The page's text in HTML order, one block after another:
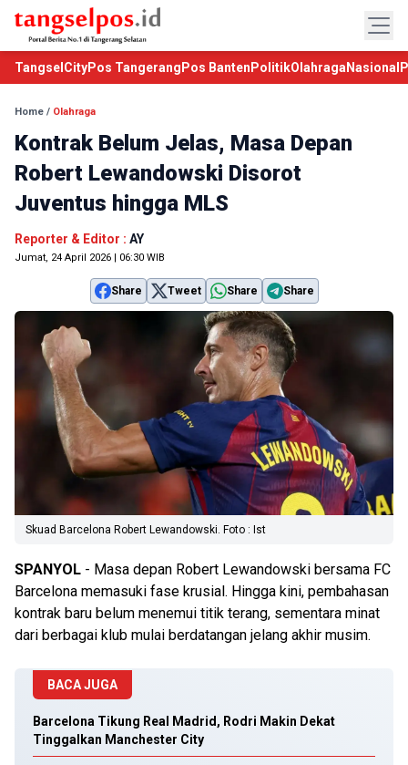
TangselCityPos Tangerang Pos Banten PolitikOlahraga Nasional
Home / Olahraga
Kontrak Belum Jelas, Masa Depan
Robert Lewandowski Disorot
Juventus hingga MLS
Reporter & Editor : AY
Jumat, 24 April 2026 | 06:30 WIB
Share Tweet Share Share
Skuad Barcelona Robert Lewandowski. Foto : Ist
SPANYOL - Masa depan Robert Lewandowski bersama FC
Barcelona memasuki fase krusial. Hingga kini, pembahasan
kontrak baru belum menemui titik terang, sementara minat
dari berbagai klub mulai berdatangan jelang akhir musim.
BACA JUGA
Barcelona Tikung Real Madrid, Rodri Makin Dekat
Tinggalkan Manchester City